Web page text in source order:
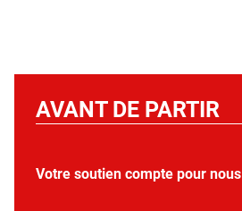
AVANT DE PARTIR
Votre soutien compte pour nous